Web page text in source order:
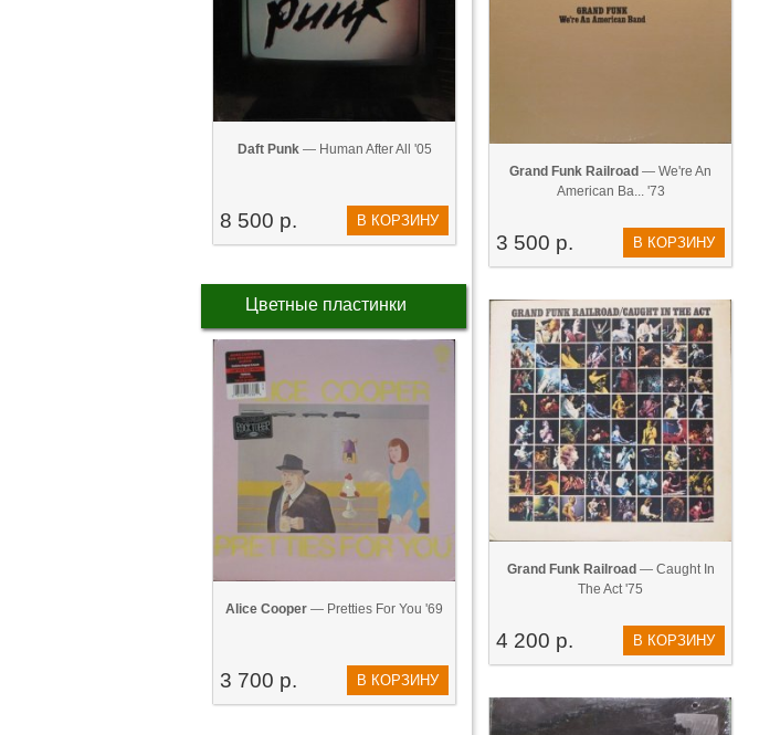
Daft Punk— Human After All '05
8 500 р. В КОРЗИНУ
Цветные пластинки
Alice Cooper — Pretties For You '69
3 700 р. В КОРЗИНУ
Grand Funk Railroad — We're An
American Ba... '73
3 500 р. В КОРЗИНУ
Grand Funk Railroad — Caught In
The Act '75
4 200 р. В КОРЗИНУ